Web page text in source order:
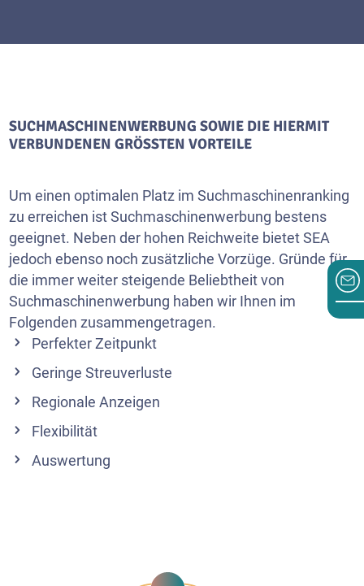
SUCHMASCHINENWERBUNG SOWIE DIE HIERMIT
VERBUNDENEN GRÖSSTEN VORTEILE
Um einen optimalen Platz im Suchmaschinenranking
zu erreichen ist Suchmaschinenwerbung bestens
geeignet. Neben der hohen Reichweite bietet SEA
jedoch ebenso noch zusätzliche Vorzüge. Gründe für
die immer weiter steigende Beliebtheit von
Suchmaschinenwerbung haben wir Ihnen im
Folgenden zusammengetragen.
Perfekter Zeitpunkt
Geringe Streuverluste
Regionale Anzeigen
Flexibilität
Auswertung